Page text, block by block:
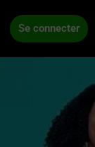
Se connecter